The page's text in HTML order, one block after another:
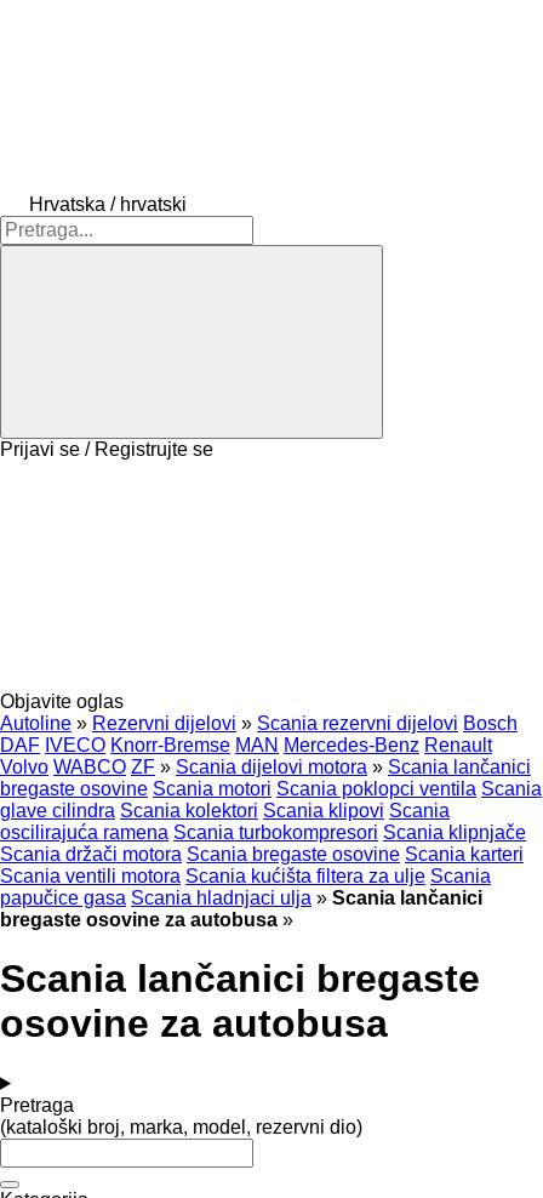
Hrvatska / hrvatski
Prijavi se / Registrujte se
Objavite oglas
Autoline » Rezervni dijelovi » Scania rezervni dijelovi Bosch
DAF IVECO Knorr-Bremse MAN Mercedes-Benz Renault
Volvo WABCO ZF » Scania dijelovi motora » Scania lančanici
bregaste osovine Scania motori Scania poklopci ventila Scania
glave cilindra Scania kolektori Scania klipovi Scania
oscilirajuća ramena Scania turbokompresori Scania klipnjače
Scania držači motora Scania bregastе osovinе Scania karteri
Scania ventili motora Scania kućišta filtera za ulje Scania
papučice gasa Scania hladnjaci ulja » Scania lančanici
bregaste osovine za autobusa »
Scania lančanici bregaste
osovine za autobusa
Pretraga
(kataloški broj, marka, model, rezervni dio)